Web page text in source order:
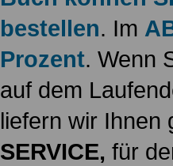
bestellen. Im
Prozent. Wenn
auf dem
liefern wir
SERVICE, für